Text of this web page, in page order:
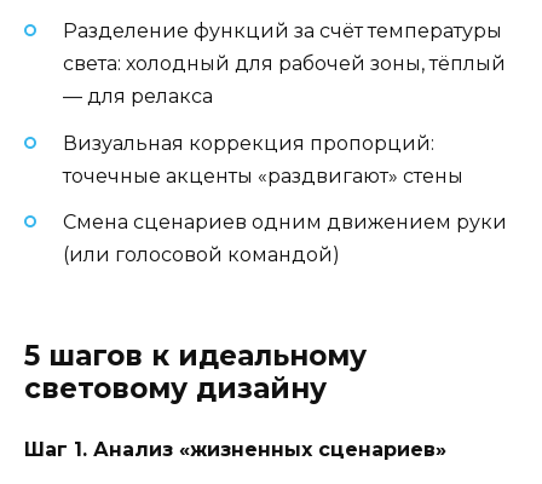
Разделение функций за счёт температуры
света: холодный для рабочей зоны, тёплый
— для релакса
Визуальная коррекция пропорций:
точечные акценты «раздвигают» стены
Смена сценариев одним движением руки
(или голосовой командой)
5 шагов к идеальному
световому дизайну
Шаг 1. Анализ «жизненных сценариев»